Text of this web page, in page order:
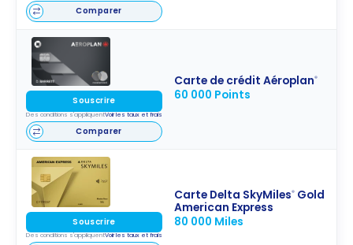
Comparer
Carte de crédit Aéroplan®
60 000 Points
Souscrire
Des conditions s'appliquentVoir les taux et frais
Comparer
Carte Delta SkyMiles® Gold
American Express
80 000 Miles
Souscrire
Des conditions s'appliquentVoir les taux et frais